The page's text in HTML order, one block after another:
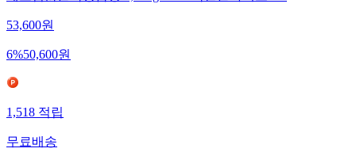
해드림맑은특양곰탕 1,060g x 2 + 족발슬라이스960
53,600원
6%50,600원
1,518적립
무료배송